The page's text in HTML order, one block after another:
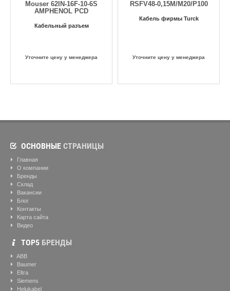
Mouser 62IN-16F-10-6S
AMPHENOL PCD
Кабельный разъем
Уточните цену у менеджера
RSFV48-0,15M/M20/P100
Кабель фирмы Turck
Уточните цену у менеджера
ОСНОВНЫЕ СТРАНИЦЫ
Главная
О компании
Бренды
Склад
Вакансии
Блог
Контакты
Карта сайта
Видео
ТОР5 БРЕНДЫ
ABB
Baumer
Eltra
Siemens
Helukabel